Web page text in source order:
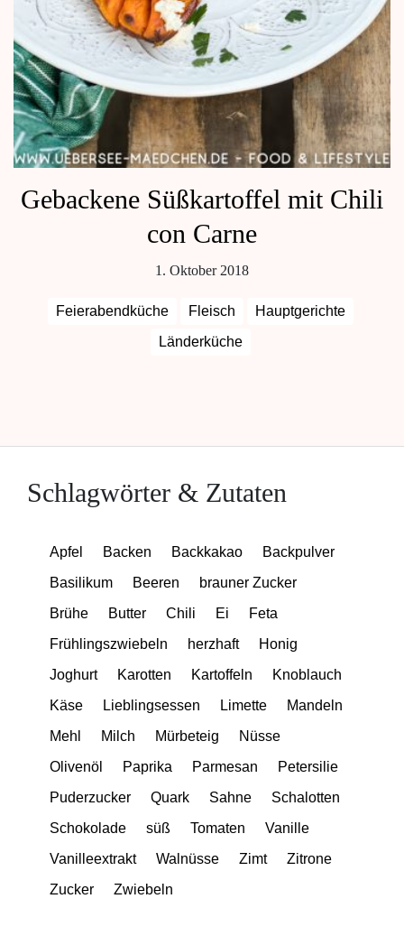
Gebackene Süßkartoffel mit Chili
con Carne
1. Oktober 2018
Feierabendküche Fleisch
Hauptgerichte
Länderküche
Schlagwörter & Zutaten
Apfel Backen Backkakao
Backpulver
Basilikum
Beeren
brauner Zucker
Brühe
Butter Chili Ei
Feta
Frühlingszwiebeln
herzhaft
Honig
Joghurt
Karotten Kartoffeln
Knoblauch
Käse
Lieblingsessen Limette
Mandeln
Mehl
Milch Mürbeteig
Nüsse
Olivenöl
Paprika Parmesan
Petersilie
Puderzucker
Quark Sahne
Schalotten
Schokolade
süß Tomaten
Vanille
Vanilleextrakt
Walnüsse Zimt
Zitrone
Zucker
Zwiebeln